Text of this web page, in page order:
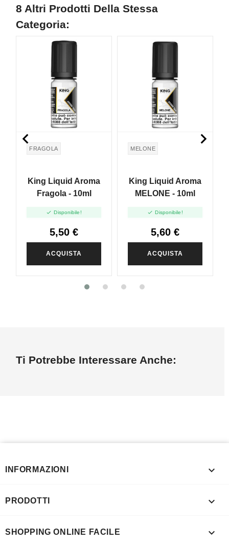
8 Altri Prodotti Della Stessa
Categoria:
FRAGOLA
King Liquid Aroma
Fragola - 10ml
 Disponibile!
5,50 €
ACQUISTA
MELONE
King Liquid Aroma
MELONE - 10ml
 Disponibile!
5,60 €
ACQUISTA
 
Ti Potrebbe Interessare Anche:
INFORMAZIONI 
PRODOTTI 
SHOPPING ONLINE FACILE 